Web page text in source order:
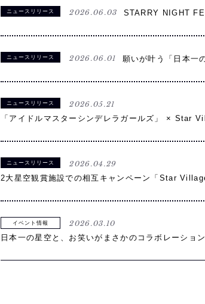
ニュースリリース 2026.06.03 STARRY NIGHT
ニュースリリース 2026.06.01 願いが叶う「日本一
ニュースリリース 2026.05.21
「アイドルマスターシンデレラガールズ」 × Star
ニュースリリース 2026.04.29
2大星空観賞施設での相互キャンペーン「Star
イベント情報 2026.03.10
日本一の星空と、お笑いがまさかのコラボレーシ